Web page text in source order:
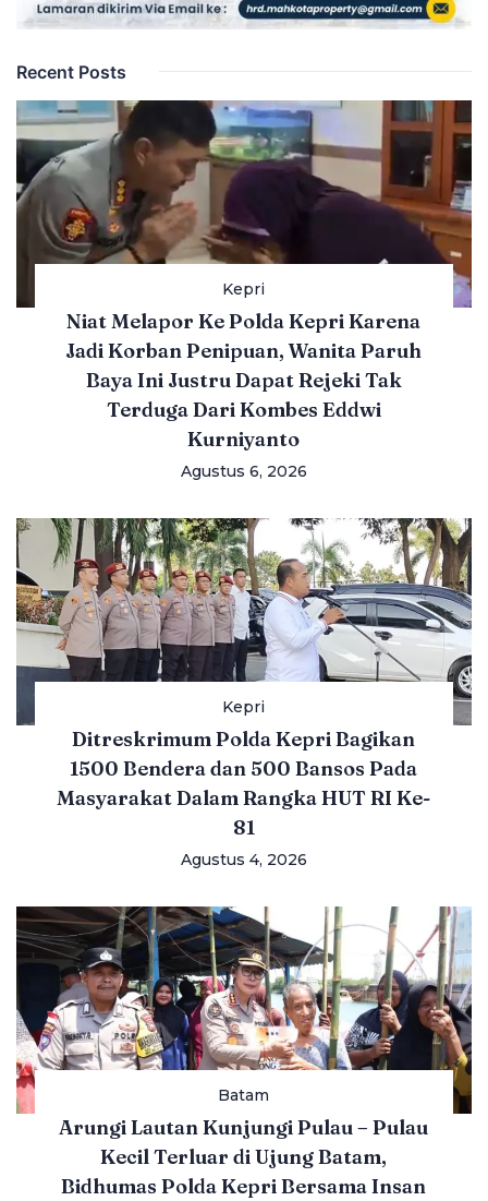
Recent Posts
Kepri
Niat Melapor Ke Polda Kepri Karena
Jadi Korban Penipuan, Wanita Paruh
Baya Ini Justru Dapat Rejeki Tak
Terduga Dari Kombes Eddwi
Kurniyanto
Agustus 6, 2026
Kepri
Ditreskrimum Polda Kepri Bagikan
1500 Bendera dan 500 Bansos Pada
Masyarakat Dalam Rangka HUT RI Ke-
81
Agustus 4, 2026
Batam
Arungi Lautan Kunjungi Pulau – Pulau
Kecil Terluar di Ujung Batam,
Bidhumas Polda Kepri Bersama Insan